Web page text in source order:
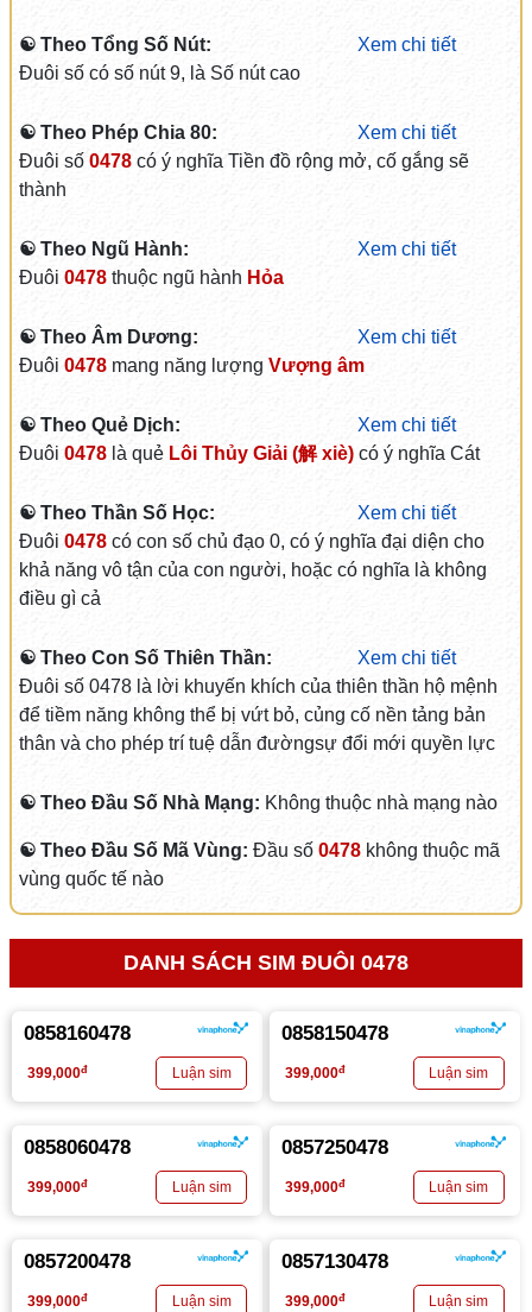
☯ Theo Tổng Số Nút:
Xem chi tiết
Đuôi số có số nút 9, là Số nút cao
☯ Theo Phép Chia 80:
Xem chi tiết
Đuôi số 0478có ý nghĩa Tiền đồ rộng mở, cố gắng sẽ
thành
☯ Theo Ngũ Hành:
Xem chi tiết
Đuôi 0478thuộc ngũ hành Hỏa
☯ Theo Âm Dương:
Xem chi tiết
Đuôi 0478mang năng lượng Vượng âm
☯ Theo Quẻ Dịch:
Xem chi tiết
Đuôi 0478là quẻ Lôi Thủy Giải (解 xiè)có ý nghĩa Cát
☯ Theo Thần Số Học:
Xem chi tiết
Đuôi 0478có con số chủ đạo 0, có ý nghĩa đại diện cho
khả năng vô tận của con người, hoặc có nghĩa là không
điều gì cả
☯ Theo Con Số Thiên Thần:
Xem chi tiết
Đuôi số 0478 là lời khuyến khích của thiên thần hộ mệnh
để tiềm năng không thể bị vứt bỏ, củng cố nền tảng bản
thân và cho phép trí tuệ dẫn đườngsự đổi mới quyền lực
☯ Theo Đầu Số Nhà Mạng: Không thuộc nhà mạng nào
☯ Theo Đầu Số Mã Vùng: Đầu số 0478không thuộc mã
vùng quốc tế nào
DANH SÁCH SIM ĐUÔI 0478
0858160478
399,000đ
0858150478
399,000đ
0858060478
399,000đ
0857250478
399,000đ
0857200478
399,000đ
0857130478
399,000đ